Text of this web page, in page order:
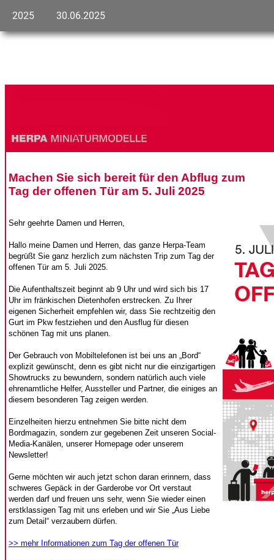
2025 30.06.2025
Machen Sie sich bereit für den Abflug zum
Tag der offenen Tür am 5. Juli 2025
Sehr geehrte Damen und Herren,
Hallo meine Damen und Herren, das ganze Herpa-Team
begrüßt Sie ganz herzlich zum nächsten Trip zum Tag der
offenen Tür am 5. Juli 2025.
Die Aufenthaltszeit beginnt ab 9 Uhr und wird sich bis 17
Uhr im fränkischen Dietenhofen erstrecken. Zu Ihrer
eigenen Sicherheit empfehlen wir, dass Sie rechtzeitig den
Gurt im Pkw festziehen und den Ausflug für diesen
schönen Tag mit uns planen.
Der Gebrauch von Mobiltelefonen ist bei uns an „Bord“
explizit gewünscht, denn es gibt nicht nur die einzigartigen
Showtrucks zu bewundern, sondern natürlich auch viele
ehrenamtliche Helfer, Aussteller und Partner, die einiges an
diesem besonderen Tag zeigen werden.
Einzelheiten hierzu entnehmen Sie bitte nicht dem
Bordmagazin, sondern zur gegebenen Zeit unseren Social-
Media-Kanälen, unserer Homepage oder unserem
Newsletter!
Gerne möchten wir auch jetzt schon daran erinnern, dass
schweres Gepäck in der Garderobe vor Ort verstaut
werden darf und freuen uns sehr, wenn Sie wieder einen
erstklassigen Tag mit uns erleben und wir Sie „Aus Liebe
zum Detail“ verzaubern dürfen.
>> mehr Informationen zum Tag der offenen Tür